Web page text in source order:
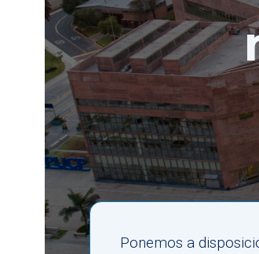
Ponemos a